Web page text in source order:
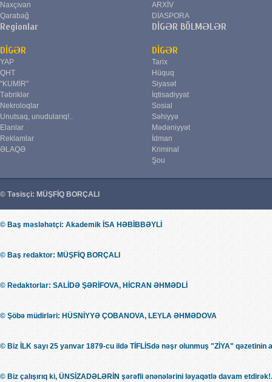
Naxçıvan
Qarabağ
Regionlar
ARXİV
DİASPORA
DİGƏR BÖLMƏLƏR
DİGƏR
YAP
QHT
"KUMİR"
Təbriklər
Nekroloqlar
Unutsaq, unudularıq!..
Elanlar
Reklamlar
ƏLAQƏ
DİGƏR
Tarix
Hüquq
Siyasət
İqtisadiyyat
Sosial
Səhiyyə
Mədəniyyət
İdman
Kriminal
Şou
© Təsisçi: MÜŞFİQ BORÇALI
© Baş məsləhətçi: Akademik İSA HƏBİBBƏYLİ
© Baş redaktor: MÜŞFİQ BORÇALI
© Redaktorlar: SALİDƏ ŞƏRİFOVA, HİCRAN ƏHMƏDLİ
© Şöbə müdirləri: HÜSNİYYƏ ÇOBANOVA, LEYLA ƏHMƏDOVA
© Biz İLK sayı 25 yanvar 1879-cu ildə TİFLİSdə nəşr olunmuş "ZİYA" qəzetinin
© Biz çalışırıq ki, ÜNSİZADƏLƏRİN şərəfli ənənələrini ləyaqətlə davam